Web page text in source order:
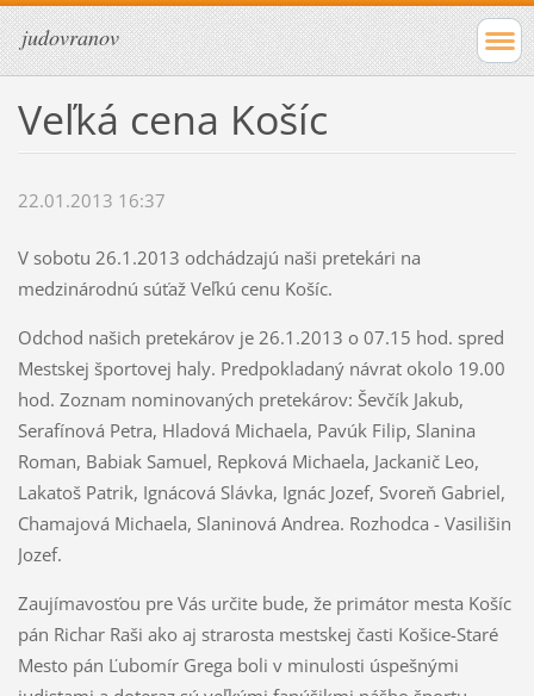
judovranov
Veľká cena Košíc
22.01.2013 16:37
V sobotu 26.1.2013 odchádzajú naši pretekári na
medzinárodnú súťaž Veľkú cenu Košíc.
Odchod našich pretekárov je 26.1.2013 o 07.15 hod. spred
Mestskej športovej haly. Predpokladaný návrat okolo 19.00
hod. Zoznam nominovaných pretekárov: Ševčík Jakub,
Serafínová Petra, Hladová Michaela, Pavúk Filip, Slanina
Roman, Babiak Samuel, Repková Michaela, Jackanič Leo,
Lakatoš Patrik, Ignácová Slávka, Ignác Jozef, Svoreň Gabriel,
Chamajová Michaela, Slaninová Andrea. Rozhodca - Vasilišin
Jozef.
Zaujímavosťou pre Vás určite bude, že primátor mesta Košíc
pán Richar Raši ako aj strarosta mestskej časti Košice-Staré
Mesto pán Ľubomír Grega boli v minulosti úspešnými